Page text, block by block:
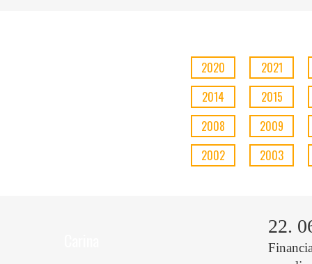
2021
2020
2015
2014
2009
2008
2003
2002
22.